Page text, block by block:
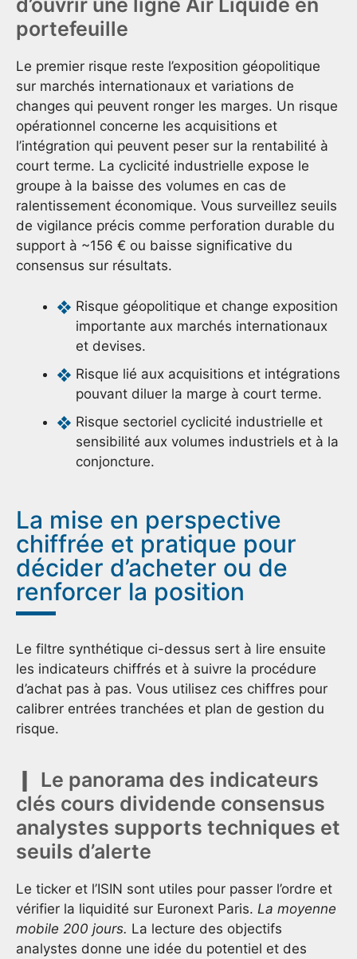
d’ouvrir une ligne Air Liquide en
portefeuille
Le premier risque reste l’exposition géopolitique
sur marchés internationaux et variations de
changes qui peuvent ronger les marges. Un risque
opérationnel concerne les acquisitions et
l’intégration qui peuvent peser sur la rentabilité à
court terme. La cyclicité industrielle expose le
groupe à la baisse des volumes en cas de
ralentissement économique. Vous surveillez seuils
de vigilance précis comme perforation durable du
support à ~156 € ou baisse significative du
consensus sur résultats.
Risque géopolitique et change exposition
importante aux marchés internationaux
et devises.
Risque lié aux acquisitions et intégrations
pouvant diluer la marge à court terme.
Risque sectoriel cyclicité industrielle et
sensibilité aux volumes industriels et à la
conjoncture.
La mise en perspective
chiffrée et pratique pour
décider d’acheter ou de
renforcer la position
Le filtre synthétique ci-dessus sert à lire ensuite
les indicateurs chiffrés et à suivre la procédure
d’achat pas à pas. Vous utilisez ces chiffres pour
calibrer entrées tranchées et plan de gestion du
risque.
Le panorama des indicateurs
clés cours dividende consensus
analystes supports techniques et
seuils d’alerte
Le ticker et l’ISIN sont utiles pour passer l’ordre et
vérifier la liquidité sur Euronext Paris. La moyenne
mobile 200 jours. La lecture des objectifs
analystes donne une idée du potentiel et des